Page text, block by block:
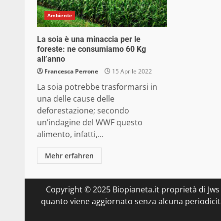
Ambiente
La soia è una minaccia per le
foreste: ne consumiamo 60 Kg
all’anno
Francesca Perrone 15 Aprile 2022
La soia potrebbe trasformarsi in
una delle cause delle
deforestazione; secondo
un’indagine del WWF questo
alimento, infatti,...
Mehr erfahren
Copyright © 2025 Biopianeta.it proprietà di
quanto viene aggiornato senza alcuna